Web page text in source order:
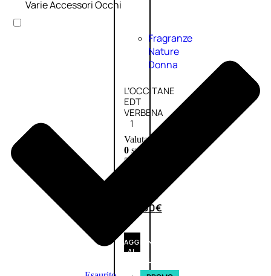
Fragranze
Nature
Donna
L’OCCITANE
EDT
VERBENA
1
Valutato
0su
5
€
42,00€
AGGIUNGI
AL
CARRELLO
Varie Accessori Occhi